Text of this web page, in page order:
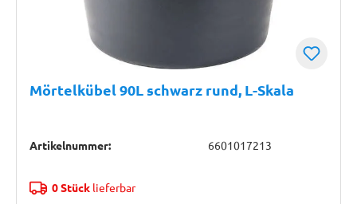
Mörtelkübel 90L schwarz rund, L-Skala
Artikelnummer: 6601017213
0 Stücklieferbar